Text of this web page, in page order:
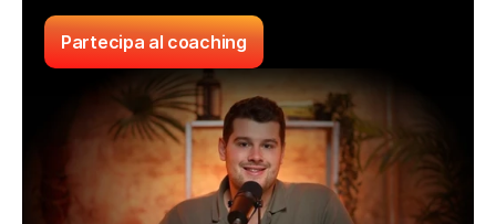
Partecipa al coaching